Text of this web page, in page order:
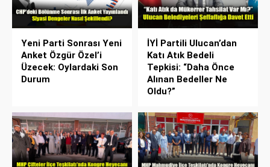
Yeni Parti Sonrası Yeni
Anket Özgür Özel’i
Üzecek: Oylardaki Son
Durum
İYİ Partili Ulucan’dan
Katı Atık Bedeli
Tepkisi: “Daha Önce
Alınan Bedeller Ne
Oldu?”